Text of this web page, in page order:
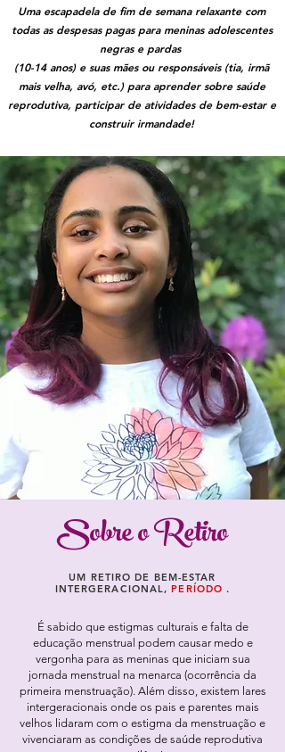
Uma escapadela de fim de semana relaxante com
todas as despesas pagas para meninas adolescentes
negras e pardas
(10-14 anos) e suas mães ou responsáveis (tia, irmã
mais velha, avó, etc.) para aprender sobre saúde
reprodutiva, participar de atividades de bem-estar e
construir irmandade!
Sobre o Retiro
UM RETIRO DE BEM-ESTAR
INTERGERACIONAL, PERÍODO .
É sabido que estigmas culturais e falta de
educação menstrual podem causar medo e
vergonha para as meninas que iniciam sua
jornada menstrual na menarca (ocorrência da
primeira menstruação). Além disso, existem lares
intergeracionais onde os pais e parentes mais
velhos lidaram com o estigma da menstruação e
vivenciaram as condições de saúde reprodutiva